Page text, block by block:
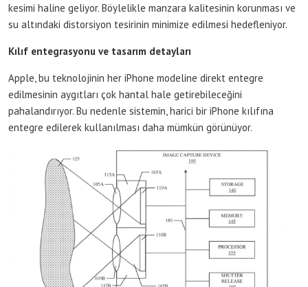
kesimi haline geliyor. Böylelikle manzara kalitesinin korunması ve
su altındaki distorsiyon tesirinin minimize edilmesi hedefleniyor.
Kılıf entegrasyonu ve tasarım detayları
Apple, bu teknolojinin her iPhone modeline direkt entegre
edilmesinin aygıtları çok hantal hale getirebileceğini
pahalandırıyor. Bu nedenle sistemin, harici bir iPhone kılıfına
entegre edilerek kullanılması daha mümkün görünüyor.